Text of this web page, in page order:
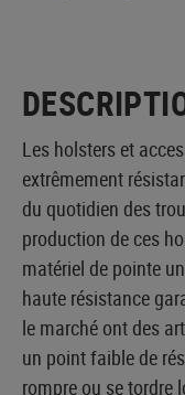
Les holsters et
extrêmement
du quotidien des
production de ces
matériel de pointe
haute résistance
le marché ont des
un point faible de
rompre ou se tordre